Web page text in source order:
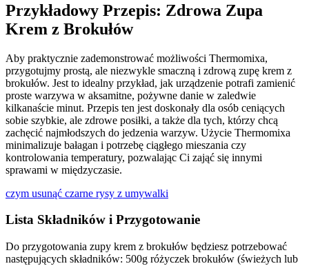
Przykładowy Przepis: Zdrowa Zupa
Krem z Brokułów
Aby praktycznie zademonstrować możliwości Thermomixa,
przygotujmy prostą, ale niezwykle smaczną i zdrową zupę krem z
brokułów. Jest to idealny przykład, jak urządzenie potrafi zamienić
proste warzywa w aksamitne, pożywne danie w zaledwie
kilkanaście minut. Przepis ten jest doskonały dla osób ceniących
sobie szybkie, ale zdrowe posiłki, a także dla tych, którzy chcą
zachęcić najmłodszych do jedzenia warzyw. Użycie Thermomixa
minimalizuje bałagan i potrzebę ciągłego mieszania czy
kontrolowania temperatury, pozwalając Ci zająć się innymi
sprawami w międzyczasie.
czym usunąć czarne rysy z umywalki
Lista Składników i Przygotowanie
Do przygotowania zupy krem z brokułów będziesz potrzebować
następujących składników: 500g różyczek brokułów (świeżych lub